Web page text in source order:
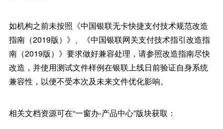
如机构之前未按照《中国银联无卡快捷支付技术规范改造
指南（2019版）》、《中国银联网关支付技术指引改造指
南（2019版）》要求做好兼容处理，请参照改造指南尽快
改造，并使用测试文件样例在银联上线日前验证自身系统
兼容性，以便不受本次及未来文件优化影响。
相关文档资源可在“一窗办-产品中心”版块获取：